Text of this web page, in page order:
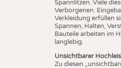
Spannlitzen. Viele
Verborgenen.
Verkleidung erfüllen
Spannen, Halten,
Bauteile arbeiten im
langlebig.
Unsichtbarer
Zu diesen